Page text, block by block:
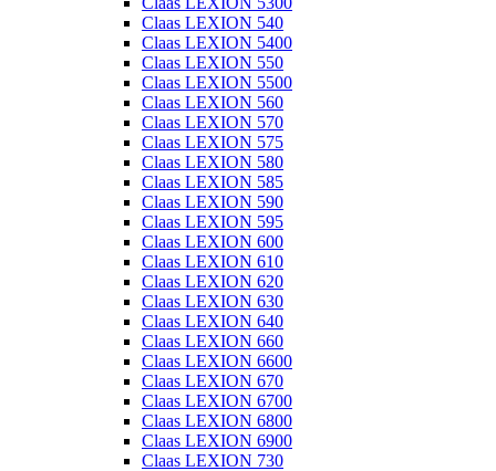
Claas LEXION 540
Claas LEXION 5400
Claas LEXION 550
Claas LEXION 5500
Claas LEXION 560
Claas LEXION 570
Claas LEXION 575
Claas LEXION 580
Claas LEXION 585
Claas LEXION 590
Claas LEXION 595
Claas LEXION 600
Claas LEXION 610
Claas LEXION 620
Claas LEXION 630
Claas LEXION 640
Claas LEXION 660
Claas LEXION 6600
Claas LEXION 670
Claas LEXION 6700
Claas LEXION 6800
Claas LEXION 6900
Claas LEXION 730